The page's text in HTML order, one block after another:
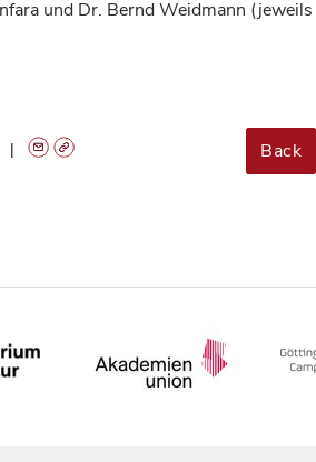
und Dr. Bernd Weidmann (jeweils
Back